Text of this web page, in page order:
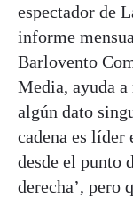
espectador de
informe
Barlovento
Media, ayuda
algún dato
cadena es líder
desde el punto
derecha’, pero